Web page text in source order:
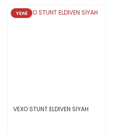
YENİ
VEXO STUNT ELDİVEN SİYAH